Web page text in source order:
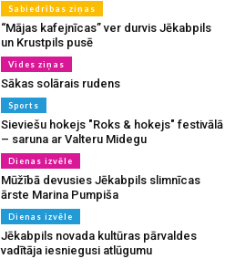
Sabiedrības ziņas
“Mājas kafejnīcas” ver durvis Jēkabpils
un Krustpils pusē
Vides ziņas
Sākas solārais rudens
Sports
Sieviešu hokejs "Roks & hokejs" festivālā
– saruna ar Valteru Midegu
Dienas izvēle
Mūžībā devusies Jēkabpils slimnīcas
ārste Marina Pumpiša
Dienas izvēle
Jēkabpils novada kultūras pārvaldes
vadītāja iesniegusi atlūgumu